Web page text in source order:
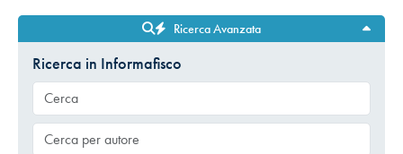
Ricerca Avanzata
Ricerca in Informafisco